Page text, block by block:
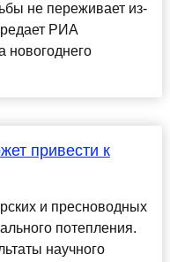
не переживает из-
РИА
новогоднего
привести к
и пресноводных
потепления.
научного